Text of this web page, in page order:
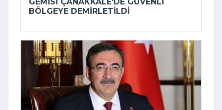
GEMISI ÇANAKKALE'DE GÜVENLI
BÖLGEYE DEMIRLETILDI